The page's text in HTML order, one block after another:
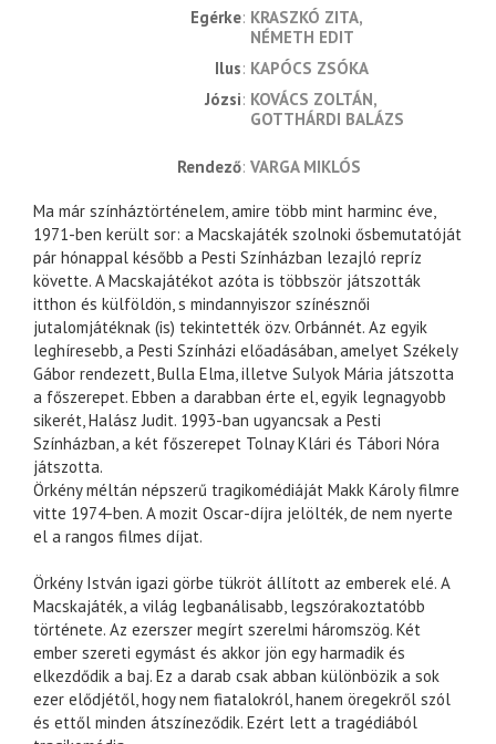
Egérke KRASZKÓ ZITA
NÉMETH EDIT
Ilus KAPÓCS ZSÓKA
Józsi KOVÁCS ZOLTÁN
GOTTHÁRDI BALÁZS
rendező VARGA MIKLÓS
Ma már színháztörténelem, amire több mint harminc éve,
1971-ben került sor: a Macskajáték szolnoki ősbemutatóját
pár hónappal később a Pesti Színházban lezajló repríz
követte. A Macskajátékot azóta is többször játszották
itthon és külföldön, s mindannyiszor színésznői
jutalomjátéknak (is) tekintették özv. Orbánnét. Az egyik
leghíresebb, a Pesti Színházi előadásában, amelyet Székely
Gábor rendezett, Bulla Elma, illetve Sulyok Mária játszotta
a főszerepet. Ebben a darabban érte el, egyik legnagyobb
sikerét, Halász Judit. 1993-ban ugyancsak a Pesti
Színházban, a két főszerepet Tolnay Klári és Tábori Nóra
játszotta.
Örkény méltán népszerű tragikomédiáját Makk Károly filmre
vitte 1974-ben. A mozit Oscar-díjra jelölték, de nem nyerte
el a rangos filmes díjat.
Örkény István igazi görbe tükröt állított az emberek elé. A
Macskajáték, a világ legbanálisabb, legszórakoztatóbb
története. Az ezerszer megírt szerelmi háromszög. Két
ember szereti egymást és akkor jön egy harmadik és
elkezdődik a baj. Ez a darab csak abban különbözik a sok
ezer elődjétől, hogy nem fiatalokról, hanem öregekről szól
és ettől minden átszíneződik. Ezért lett a tragédiából